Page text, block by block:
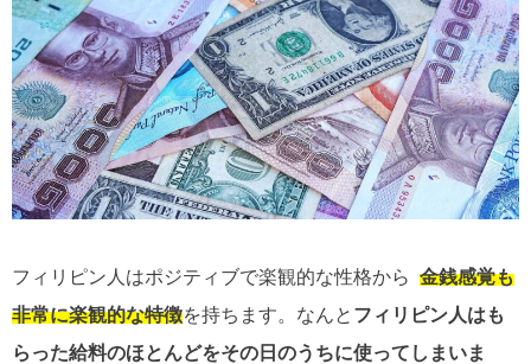
フィリピン人はポジティブで楽観的な性格から 金銭感覚も
非常に楽観的な特徴を持ちます。なんと フィリピン人はも
らった給料のほとんどをその日のうちに使ってしまいま